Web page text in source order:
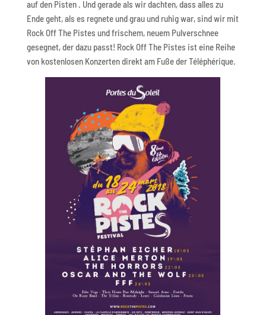
auf den Pisten . Und gerade als wir dachten, dass alles zu
Ende geht, als es regnete und grau und ruhig war, sind wir mit
Rock Off The Pistes und frischem, neuem Pulverschnee
gesegnet, der dazu passt! Rock Off The Pistes ist eine Reihe
von kostenlosen Konzerten direkt am Fuße der Téléphérique.